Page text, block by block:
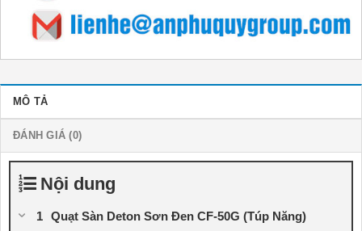
MÔ TẢ
ĐÁNH GIÁ (0)
Nội dung
Quạt Sàn Deton Sơn Đen CF-50G (Túp Năng)